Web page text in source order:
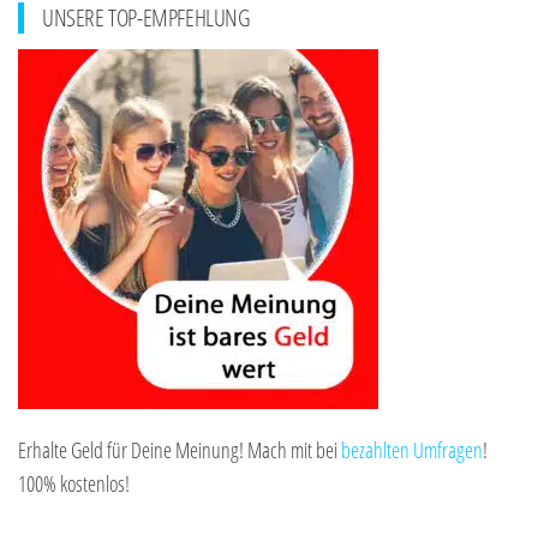
UNSERE TOP-EMPFEHLUNG
Erhalte Geld für Deine Meinung! Mach mit beibezahlten Umfragen!
100% kostenlos!